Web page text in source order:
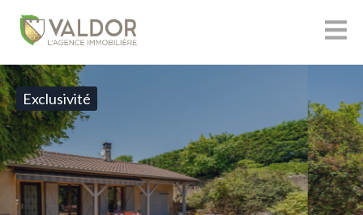
Exclusivité